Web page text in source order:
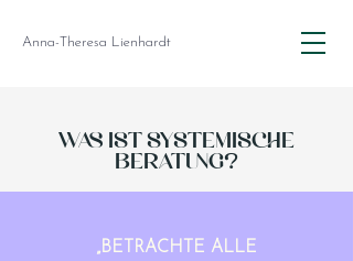
Anna-Theresa Lienhardt
WAS IST SYSTEMISCHE
BERATUNG?
„BETRACHTE ALLE